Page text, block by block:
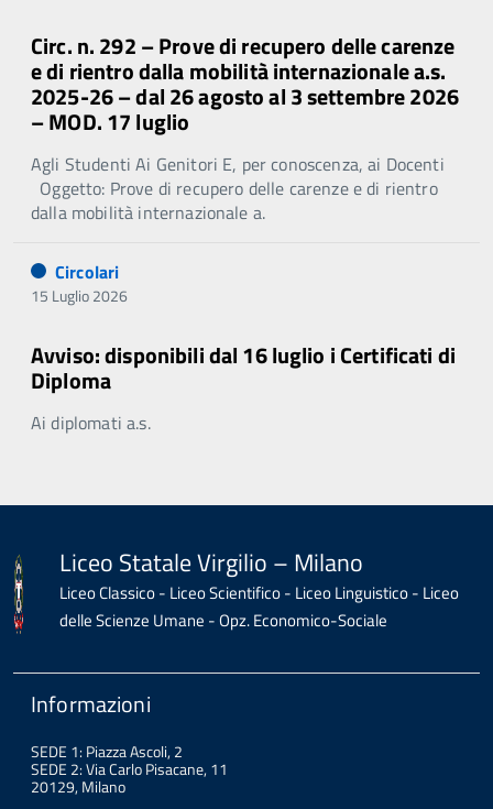
Circ. n. 292 – Prove di recupero delle carenze
e di rientro dalla mobilità internazionale a.s.
2025-26 – dal 26 agosto al 3 settembre 2026
– MOD. 17 luglio
Agli Studenti Ai Genitori E, per conoscenza, ai Docenti
Oggetto: Prove di recupero delle carenze e di rientro
dalla mobilità internazionale a.
Circolari
15 Luglio 2026
Avviso: disponibili dal 16 luglio i Certificati di
Diploma
Ai diplomati a.s.
Liceo Statale Virgilio – Milano
Liceo Classico - Liceo Scientifico - Liceo Linguistico - Liceo
delle Scienze Umane - Opz. Economico-Sociale
Informazioni
SEDE 1: Piazza Ascoli, 2
SEDE 2: Via Carlo Pisacane, 11
20129, Milano